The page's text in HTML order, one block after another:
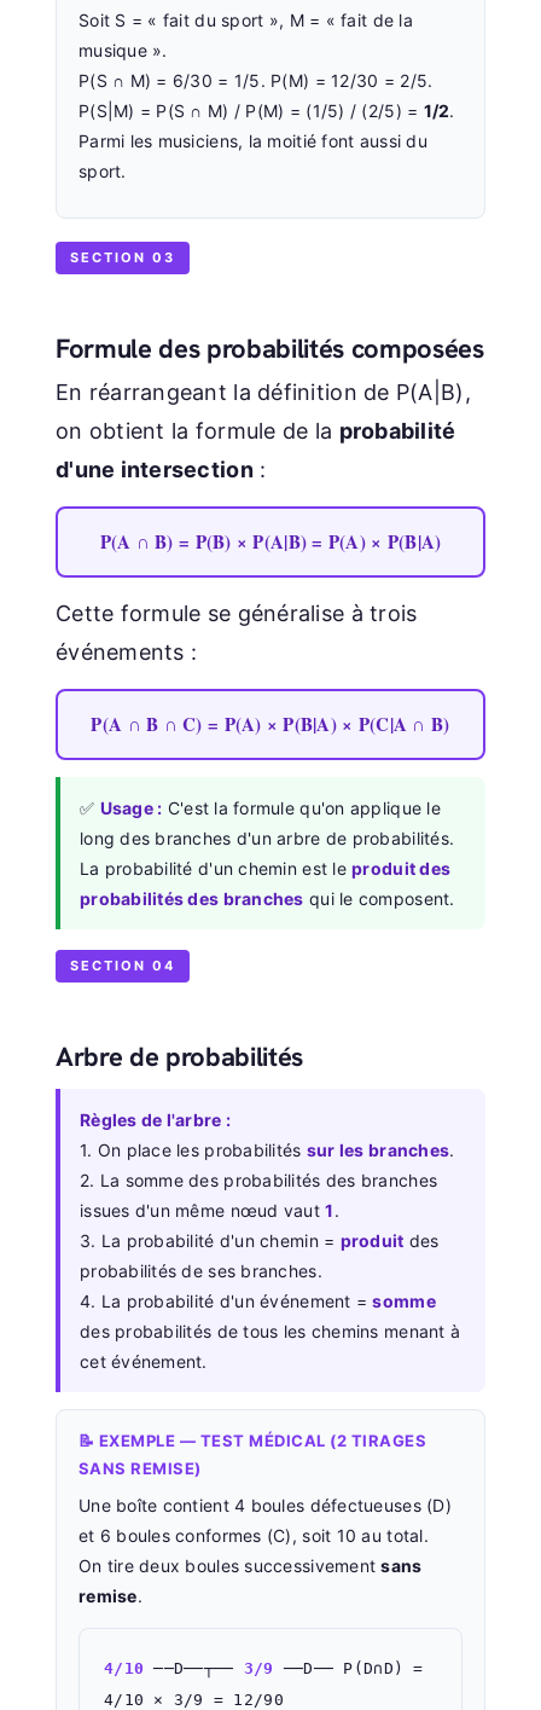
Soit S = « fait du sport », M = « fait de la
musique ».
P(S ∩ M) = 6/30 = 1/5. P(M) = 12/30 = 2/5.
P(S|M) = P(S ∩ M) / P(M) = (1/5) / (2/5) = 1/2.
Parmi les musiciens, la moitié font aussi du
sport.
SECTION 03
Formule des probabilités composées
En réarrangeant la définition de P(A|B),
on obtient la formule de la probabilité
d'une intersection:
P(A ∩ B) = P(B) × P(A|B) = P(A) × P(B|A)
Cette formule se généralise à trois
événements :
P(A ∩ B ∩ C) = P(A) × P(B|A) × P(C|A ∩ B)
✅ Usage : C'est la formule qu'on applique le
long des branches d'un arbre de probabilités.
La probabilité d'un chemin est leproduit des
probabilités des branches qui le composent.
SECTION 04
Arbre de probabilités
Règles de l'arbre :
1. On place les probabilités sur les branches.
2. La somme des probabilités des branches
issues d'un même nœud vaut1.
3. La probabilité d'un chemin = produit des
probabilités de ses branches.
4. La probabilité d'un événement =somme
des probabilités de tous les chemins menant à
cet événement.
📝 EXEMPLE — TEST MÉDICAL (2 TIRAGES
SANS REMISE)
Une boîte contient 4 boules défectueuses (D)
et 6 boules conformes (C), soit 10 au total.
On tire deux boules successivementsans
remise.
4/10 ──D──┬── 3/9 ──D── P(D∩D) =
4/10 × 3/9 = 12/90